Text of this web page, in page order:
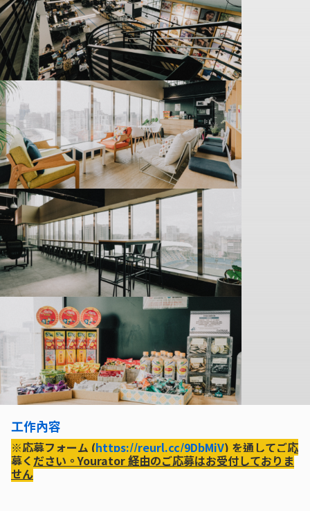
工作內容
※応募フォーム (https://reurl.cc/9DbMjV) を通してご応
募ください。Yourator 経由のご応募はお受付しておりま
せん